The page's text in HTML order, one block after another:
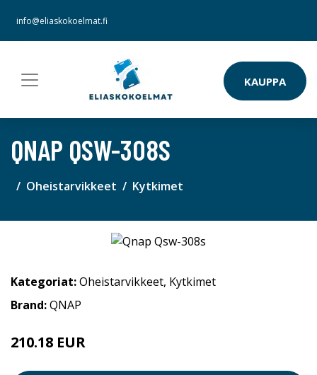
info@eliaskokoelmat.fi
KAUPPA
QNAP QSW-308S
Oheistarvikkeet Kytkimet
Kategoriat:Oheistarvikkeet, Kytkimet
Brand:QNAP
210.18 EUR